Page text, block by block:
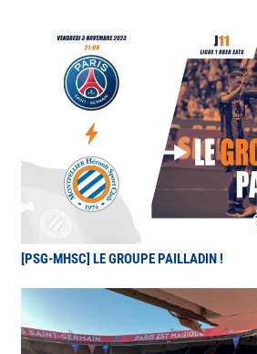
[PSG-MHSC] LE GROUPE PAILLADIN !